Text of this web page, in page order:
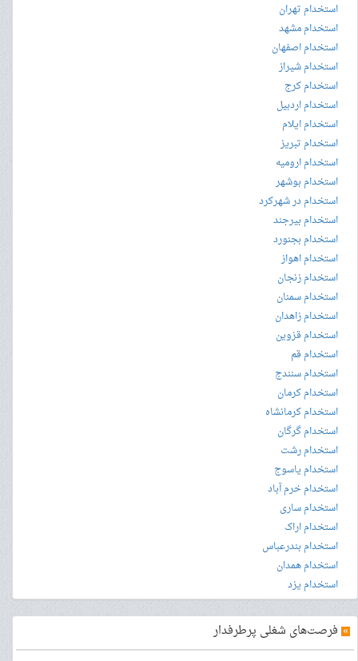
استخدام تهران
استخدام مشهد
استخدام اصفهان
استخدام شیراز
استخدام کرج
استخدام اردبیل
استخدام ایلام
استخدام تبریز
استخدام ارومیه
استخدام بوشهر
استخدام در شهرکرد
استخدام بیرجند
استخدام بجنورد
استخدام اهواز
استخدام زنجان
استخدام سمنان
استخدام زاهدان
استخدام قزوین
استخدام قم
استخدام سنندج
استخدام کرمان
استخدام کرمانشاه
استخدام گرگان
استخدام رشت
استخدام یاسوج
استخدام خرم آباد
استخدام ساری
استخدام اراک
استخدام بندرعباس
استخدام همدان
استخدام یزد
» فرصت‌های شغلی پرطرفدار